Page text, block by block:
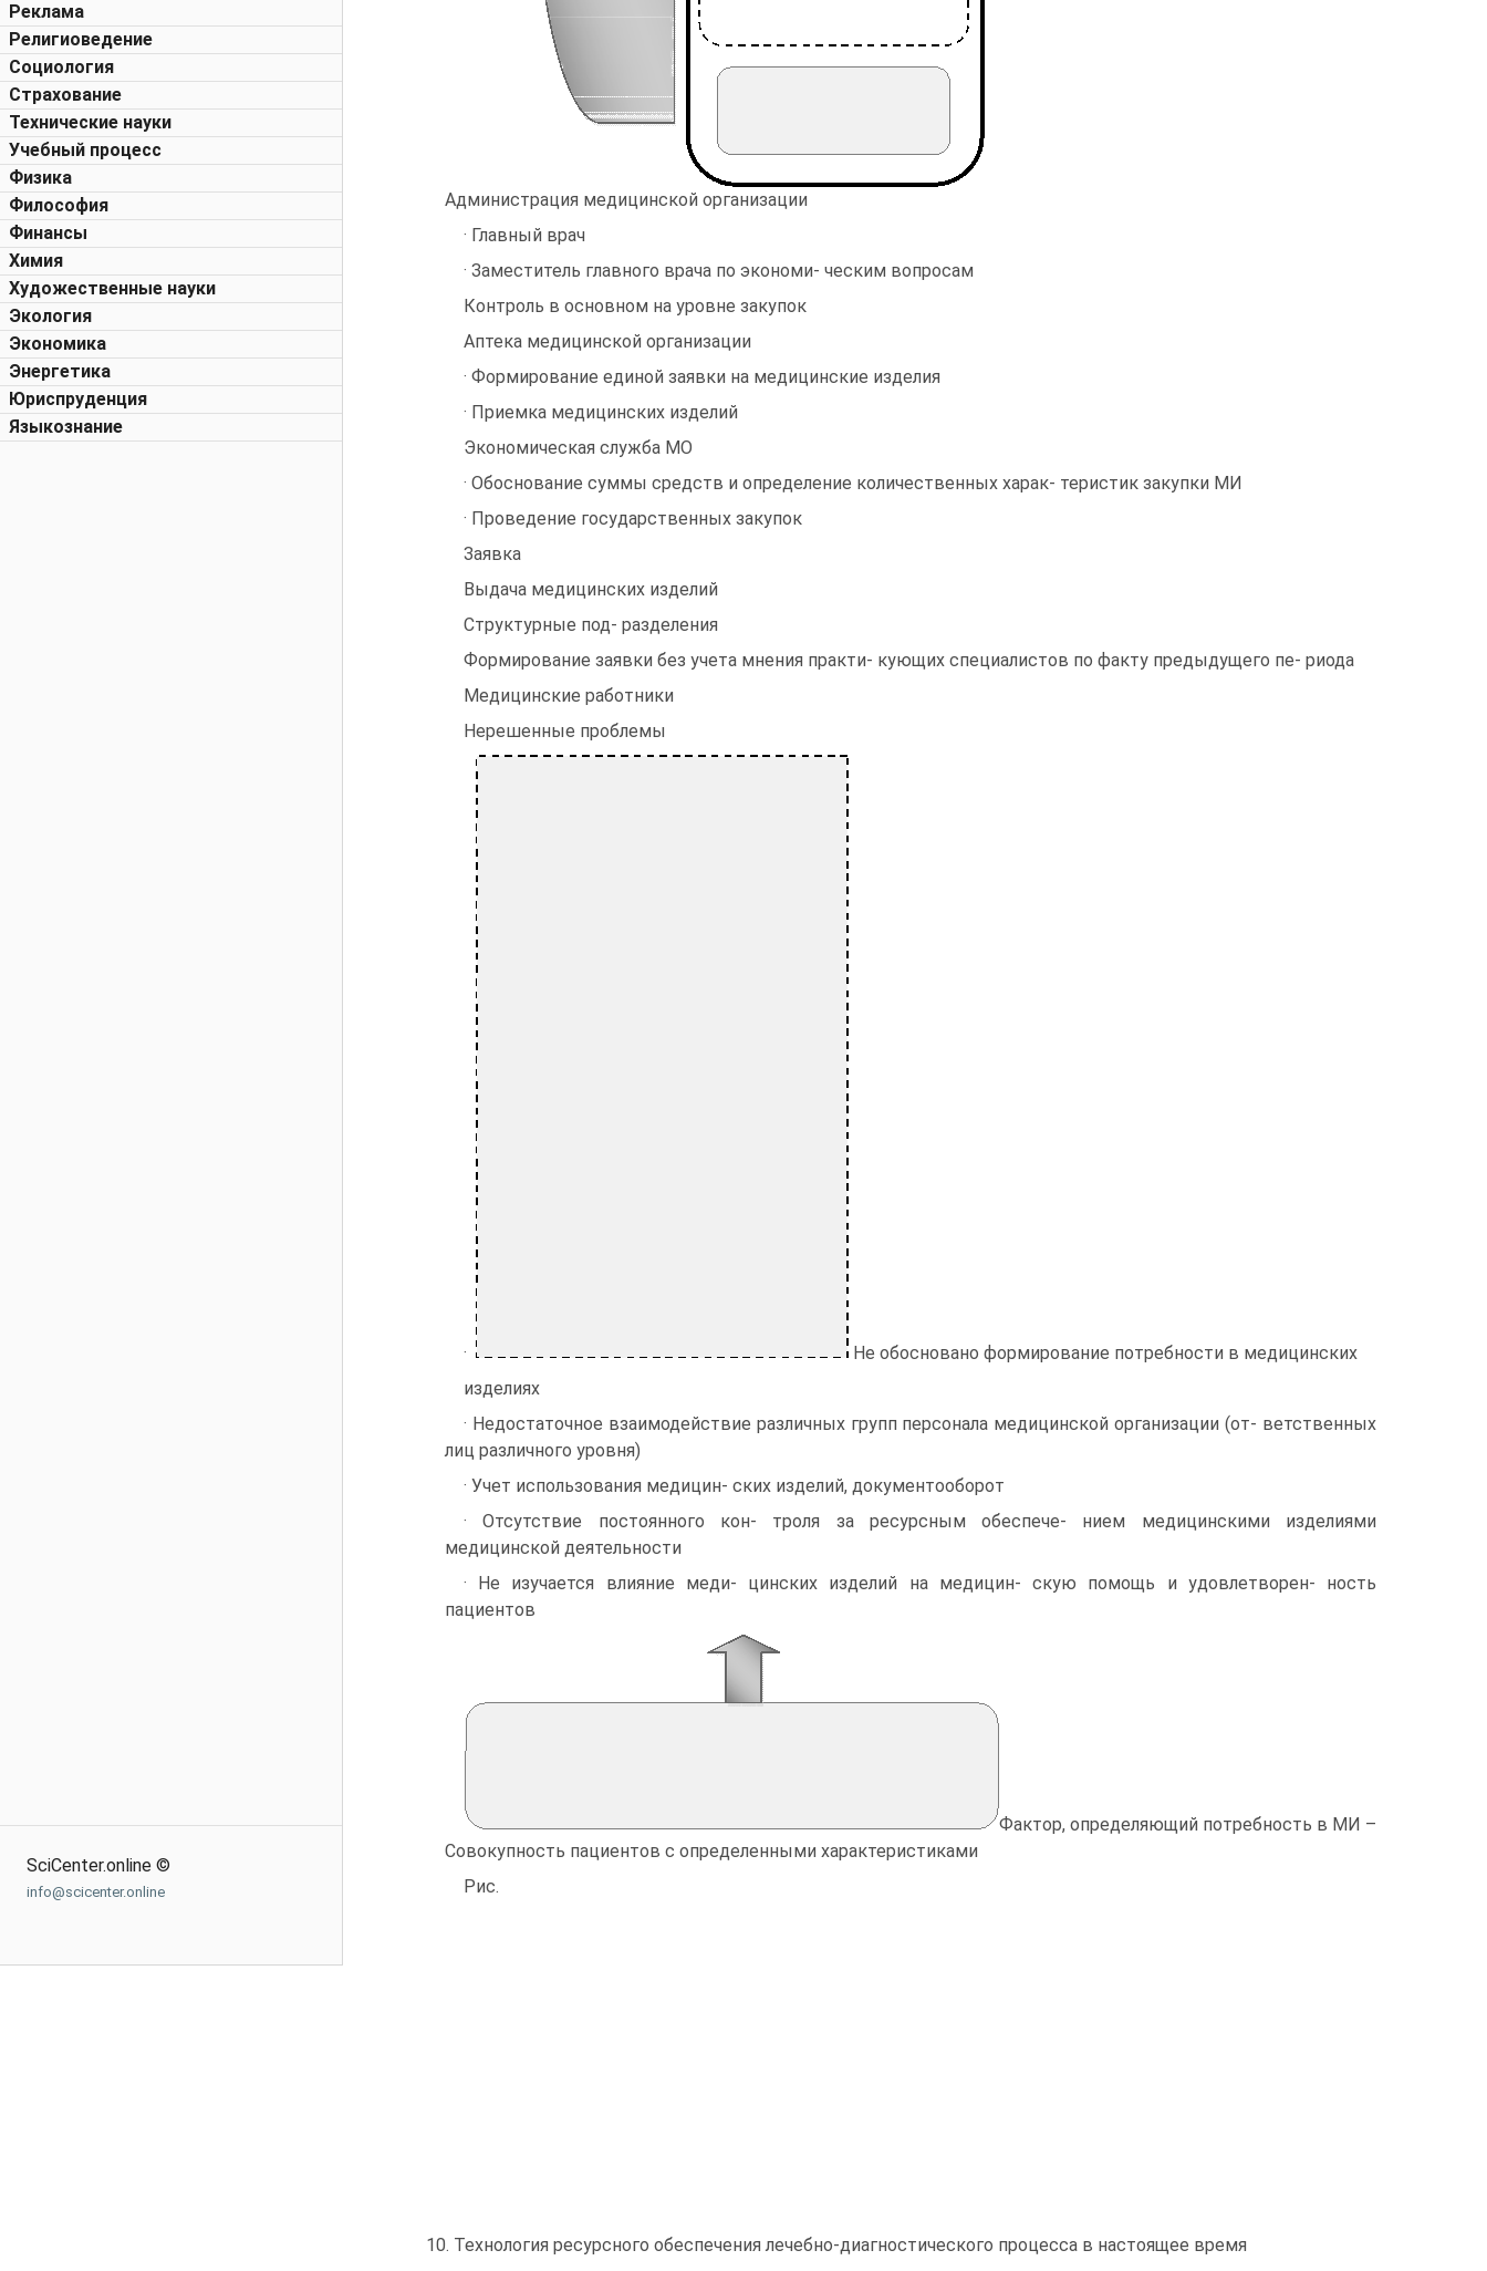
Реклама
Религиоведение
Социология
Страхование
Технические науки
Учебный процесс
Физика
Философия
Финансы
Химия
Художественные науки
Экология
Экономика
Энергетика
Юриспруденция
Языкознание
SciCenter.online ©
info@scicenter.online
Администрация медицинской организации
· Главный врач
· Заместитель главного врача по экономи- ческим вопросам
Контроль в основном на уровне закупок
Аптека медицинской организации
· Формирование единой заявки на медицинские изделия
· Приемка медицинских изделий
Экономическая служба МО
· Обоснование суммы средств и определение количественных харак- теристик закупки МИ
· Проведение государственных закупок
Заявка
Выдача медицинских изделий
Структурные под- разделения
Формирование заявки без учета мнения практи- кующих специалистов по факту предыдущего пе- риода
Медицинские работники
Нерешенные проблемы
·
Не обосновано формирование потребности в медицинских
изделиях
· Недостаточное взаимодействие различных групп персонала медицинской организации (от- ветственных
лиц различного уровня)
· Учет использования медицин- ских изделий, документооборот
· Отсутствие постоянного кон- троля за ресурсным обеспече- нием медицинскими изделиями
медицинской деятельности
· Не изучается влияние меди- цинских изделий на медицин- скую помощь и удовлетворен- ность
пациентов
Фактор, определяющий потребность в МИ –
Совокупность пациентов с определенными характеристиками
Рис.
10. Технология ресурсного обеспечения лечебно-диагностического процесса в настоящее время